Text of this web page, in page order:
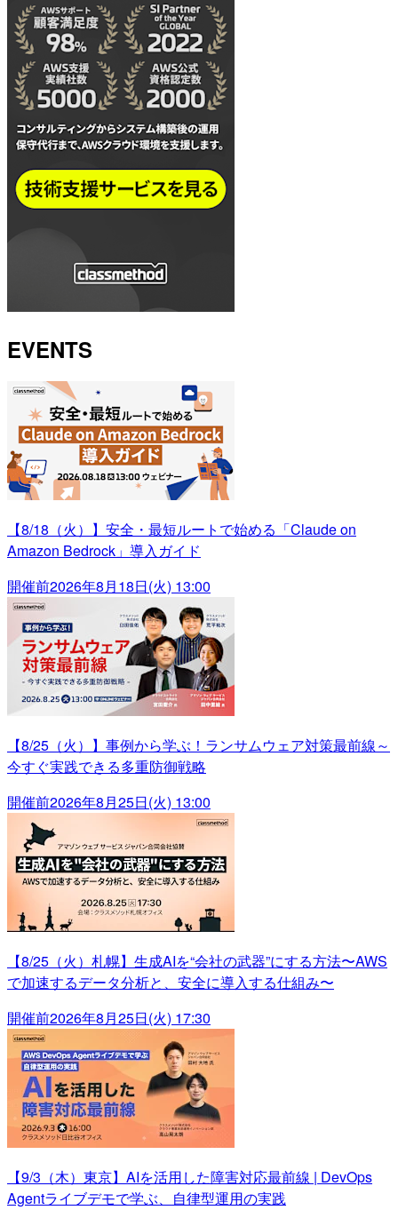
EVENTS
【8/18（火）】安全・最短ルートで始める「Claude on
Amazon Bedrock」導入ガイド
開催前2026年8月18日(火) 13:00
【8/25（火）】事例から学ぶ！ランサムウェア対策最前線～
今すぐ実践できる多重防御戦略
開催前2026年8月25日(火) 13:00
【8/25（火）札幌】生成AIを“会社の武器”にする方法〜AWS
で加速するデータ分析と、安全に導入する仕組み〜
開催前2026年8月25日(火) 17:30
【9/3（木）東京】AIを活用した障害対応最前線 | DevOps
Agentライブデモで学ぶ、自律型運用の実践